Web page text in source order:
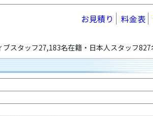
お見積り 料金表
ブスタッフ27,183名在籍・日本人スタッフ